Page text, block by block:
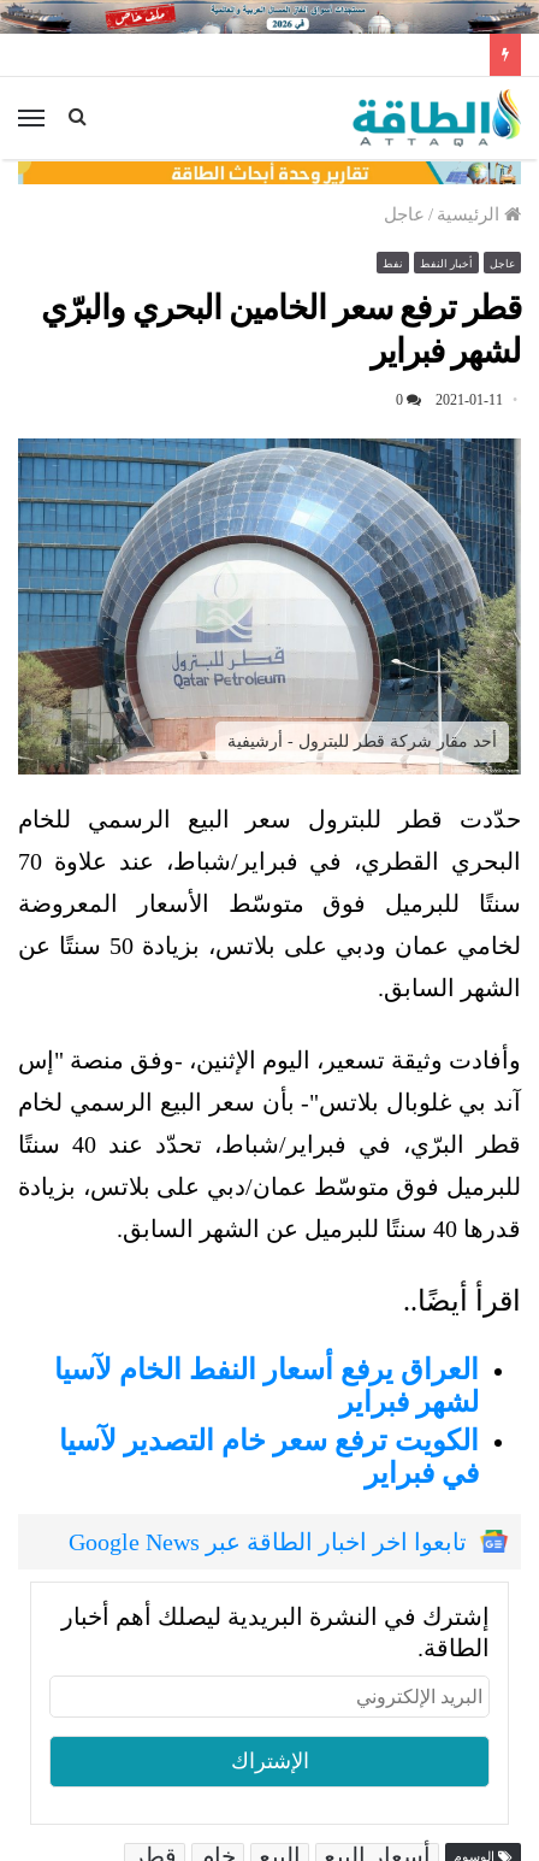
الرئيسية / عاجل
عاجل أخبار النفط نفط
قطر ترفع سعر الخامين البحري والبرّي
لشهر فبراير
2021-01-11
0
أحد مقار شركة قطر للبترول - أرشيفية
حدّدت قطر للبترول سعر البيع الرسمي للخام
البحري القطري، في فبراير/شباط، عند علاوة 70
سنتًا للبرميل فوق متوسّط الأسعار المعروضة
لخامي عمان ودبي على بلاتس، بزيادة 50 سنتًا عن
الشهر السابق.
وأفادت وثيقة تسعير، اليوم الإثنين، -وفق منصة "إس
آند بي غلوبال بلاتس"- بأن سعر البيع الرسمي لخام
قطر البرّي، في فبراير/شباط، تحدّد عند 40 سنتًا
للبرميل فوق متوسّط عمان/دبي على بلاتس، بزيادة
قدرها 40 سنتًا للبرميل عن الشهر السابق.
اقرأ أيضًا..
العراق يرفع أسعار النفط الخام لآسيا
لشهر فبراير
الكويت ترفع سعر خام التصدير لآسيا
في فبراير
تابعوا اخر اخبار الطاقة عبر Google News
إشترك في النشرة البريدية ليصلك أهم أخبار
الطاقة.
الوسوم